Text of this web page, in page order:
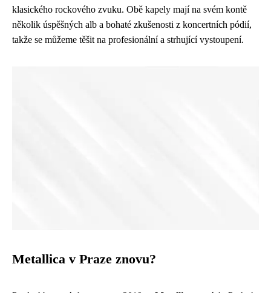
klasického rockového zvuku. Obě kapely mají na svém kontě
několik úspěšných alb a bohaté zkušenosti z koncertních pódií,
takže se můžeme těšit na profesionální a strhující vystoupení.
Metallica v Praze znovu?